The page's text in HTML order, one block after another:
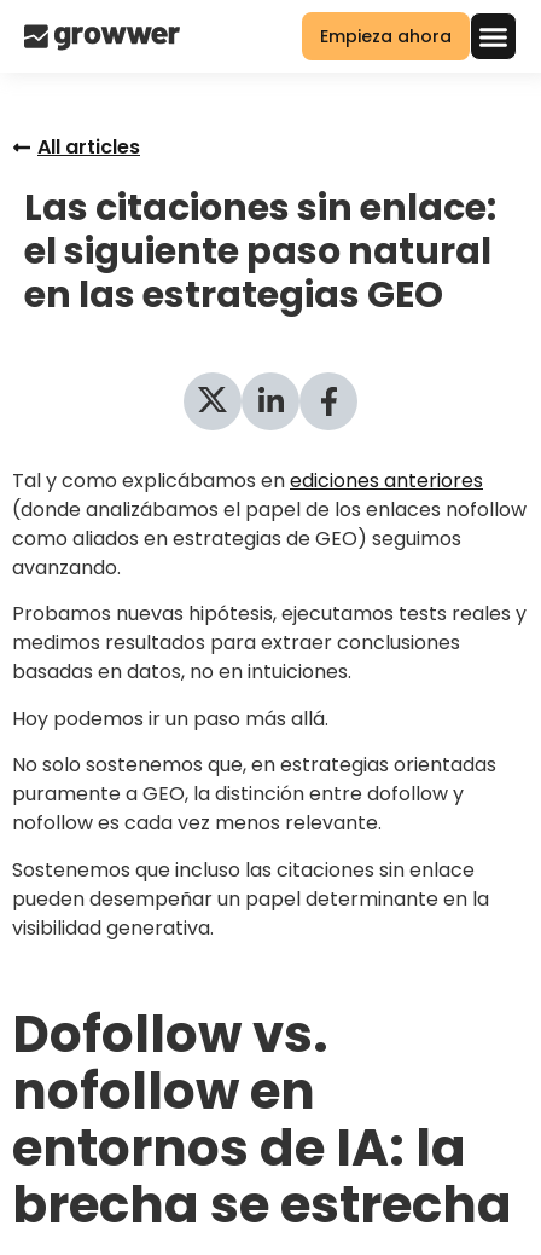
Empieza ahora
All articles
Las citaciones sin enlace:
el siguiente paso natural
en las estrategias GEO
Tal y como explicábamos enediciones anteriores
(donde analizábamos el papel de los enlaces nofollow
como aliados en estrategias de GEO) seguimos
avanzando.
Probamos nuevas hipótesis, ejecutamos tests reales y
medimos resultados para extraer conclusiones
basadas en datos, no en intuiciones.
Hoy podemos ir un paso más allá.
No solo sostenemos que, en estrategias orientadas
puramente a GEO, la distinción entre dofollow y
nofollow es cada vez menos relevante.
Sostenemos que incluso las citaciones sin enlace
pueden desempeñar un papel determinante en la
visibilidad generativa.
Dofollow vs.
nofollow en
entornos de IA: la
brecha se estrecha